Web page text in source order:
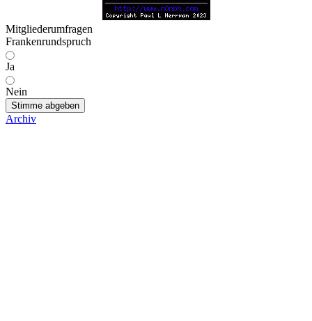
Mitgliederumfragen
Frankenrundspruch
Ja
Nein
Stimme abgeben
Archiv